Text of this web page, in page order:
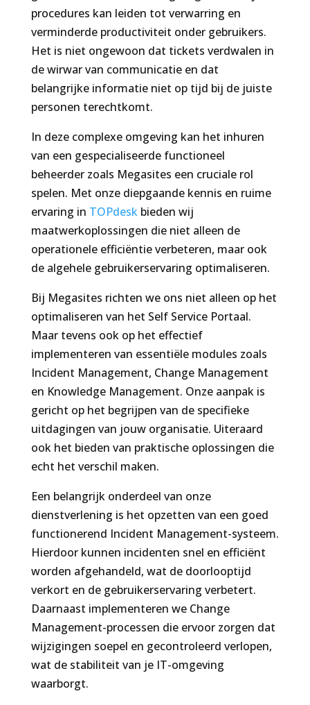
procedures kan leiden tot verwarring en
verminderde productiviteit onder gebruikers.
Het is niet ongewoon dat tickets verdwalen in
de wirwar van communicatie en dat
belangrijke informatie niet op tijd bij de juiste
personen terechtkomt.
In deze complexe omgeving kan het inhuren
van een gespecialiseerde functioneel
beheerder zoals Megasites een cruciale rol
spelen. Met onze diepgaande kennis en ruime
ervaring in TOPdeskbieden wij
maatwerkoplossingen die niet alleen de
operationele efficiëntie verbeteren, maar ook
de algehele gebruikerservaring optimaliseren.
Bij Megasites richten we ons niet alleen op het
optimaliseren van het Self Service Portaal.
Maar tevens ook op het effectief
implementeren van essentiële modules zoals
Incident Management, Change Management
en Knowledge Management. Onze aanpak is
gericht op het begrijpen van de specifieke
uitdagingen van jouw organisatie. Uiteraard
ook het bieden van praktische oplossingen die
echt het verschil maken.
Een belangrijk onderdeel van onze
dienstverlening is het opzetten van een goed
functionerend Incident Management-systeem.
Hierdoor kunnen incidenten snel en efficiënt
worden afgehandeld, wat de doorlooptijd
verkort en de gebruikerservaring verbetert.
Daarnaast implementeren we Change
Management-processen die ervoor zorgen dat
wijzigingen soepel en gecontroleerd verlopen,
wat de stabiliteit van je IT-omgeving
waarborgt.